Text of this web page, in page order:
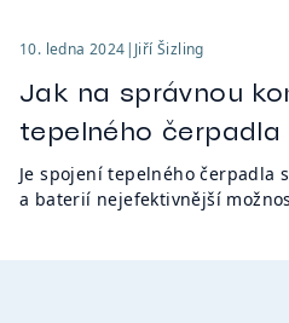
10. ledna 2024| Jiří Šizling
Jak na správnou
tepelného
Je spojení tepelného čerpadla
a baterií nejefektivnější